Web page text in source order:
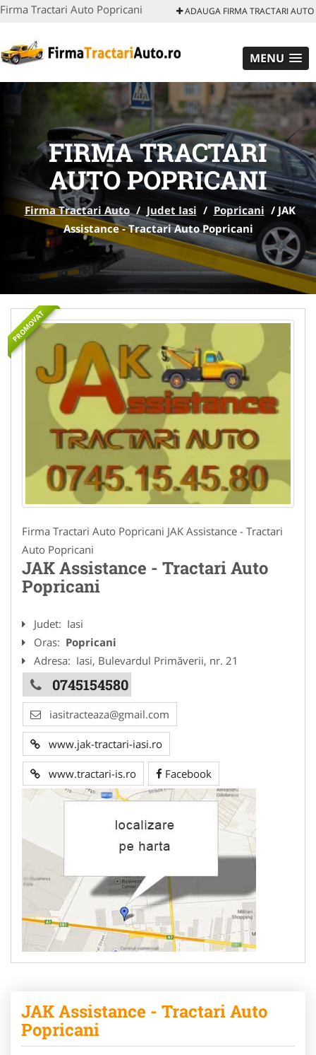
Firma Tractari Auto Popricani ADAUGA FIRMA TRACTARI AUTO
MENU
FIRMA TRACTARI
AUTO POPRICANI
Firma Tractari Auto / Judet Iasi / Popricani / JAK
Assistance - Tractari Auto Popricani
PROMOVAT
Firma Tractari Auto Popricani JAK Assistance - Tractari
Auto Popricani
JAK Assistance - Tractari Auto
Popricani
Judet: Iasi
Oras: Popricani
Adresa: Iasi, Bulevardul Primăverii, nr. 21
0745154580
iasitracteaza@gmail.com
www.jak-tractari-iasi.ro
www.tractari-is.ro Facebook
JAK Assistance - Tractari Auto
Popricani